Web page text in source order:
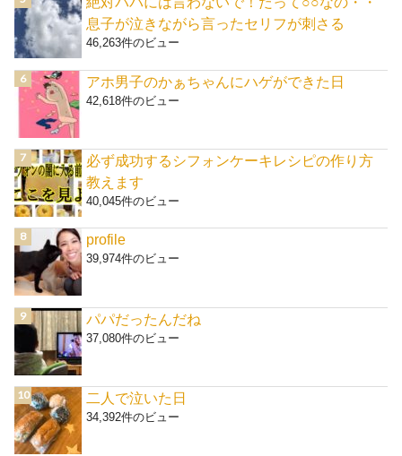
息子が泣きながら言ったセリフが刺さる
46,263件のビュー
アホ男子のかぁちゃんにハゲができた日
42,618件のビュー
必ず成功するシフォンケーキレシピの作り方
教えます
40,045件のビュー
profile
39,974件のビュー
パパだったんだね
37,080件のビュー
二人で泣いた日
34,392件のビュー